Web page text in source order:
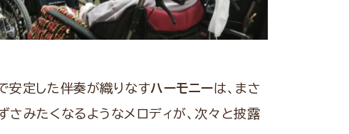
安定した伴奏が織りなすハーモニーは、まさ
さみたくなるようなメロディが、次々と披露